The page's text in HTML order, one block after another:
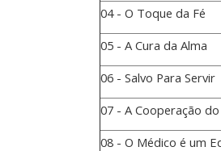
04 - O Toque da Fé
05 - A Cura da Alma
06 - Salvo Para Servir
07 - A Cooperação
08 - O Médico é um